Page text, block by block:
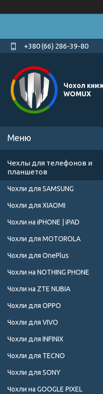
+380 (66) 286-39-80
Чохол
WOMUX
Чехлы для телефонов и
планшетов
Чохли для SAMSUNG
Чохли для XIAOMI
Чохли на iPHONE | iPAD
Чохли для MOTOROLA
Чохли для OnePlus
Чохли на NOTHING PHONE
Чохли на ZTE NUBIA
Чохли для OPPO
Чохли для VIVO
Чохли для INFINIX
Чохли для TECNO
Чохли для SONY
Чохли на GOOGLE PIXEL